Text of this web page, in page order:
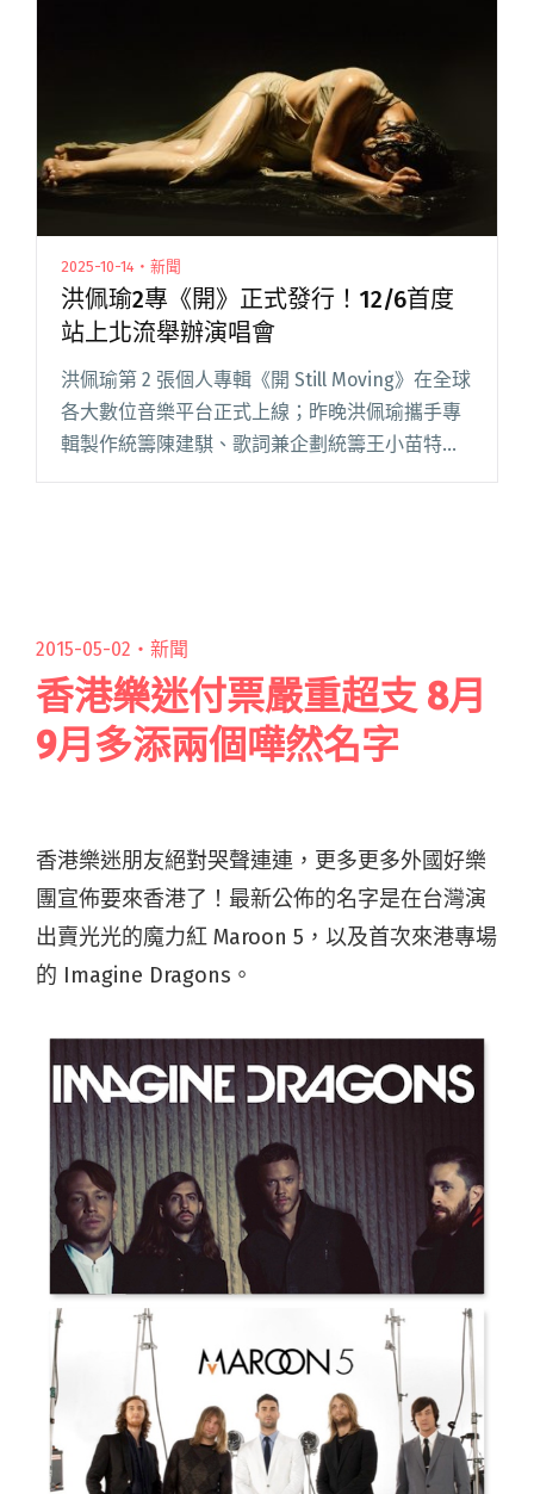
2025-10-14・新聞
洪佩瑜2專《開》正式發行！12/6首度
站上北流舉辦演唱會
洪佩瑜第 2 張個人專輯《開 Still Moving》在全球
各大數位音樂平台正式上線；昨晚洪佩瑜攜手專
輯製作統籌陳建騏、歌詞兼企劃統籌王小苗特別
舉辦新專輯開箱祈福大會，邀來音樂創作者、媒
2015-05-02・ 新聞
香港樂迷付票嚴重超支 8月
9月多添兩個嘩然名字
香港樂迷朋友絕對哭聲連連，更多更多外國好樂
團宣佈要來香港了！最新公佈的名字是在台灣演
出賣光光的魔力紅 Maroon 5， 以及首次來港專場
的 Imagine Dragons 。